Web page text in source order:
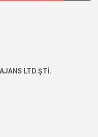
LTD.ŞTİ.